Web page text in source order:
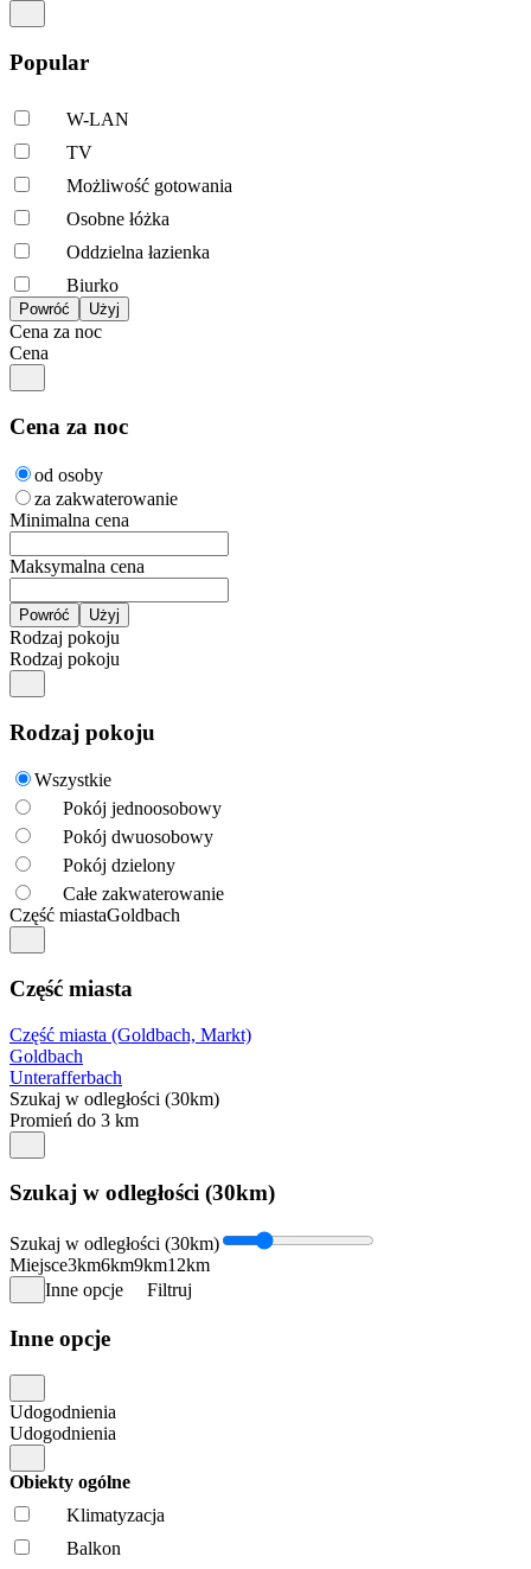
Popular
W-LAN
TV
Możliwość gotowania
Osobne łóżka
Oddzielna łazienka
Biurko
Cena za noc
Cena
Cena za noc
od osoby
za zakwaterowanie
Minimalna cena
Maksymalna cena
Rodzaj pokoju
Rodzaj pokoju
Rodzaj pokoju
Wszystkie
Pokój jednoosobowy
Pokój dwuosobowy
Pokój dzielony
Całe zakwaterowanie
Część miastaGoldbach
Część miasta
Część miasta (Goldbach, Markt)
Goldbach
Unterafferbach
Szukaj w odległości (30km)
Promień do 3 km
Szukaj w odległości (30km)
Szukaj w odległości (30km)
Miejsce3km6km9km12km
Inne opcje
Filtruj
Inne opcje
Udogodnienia
Udogodnienia
Obiekty ogólne
Klimatyzacja
Balkon